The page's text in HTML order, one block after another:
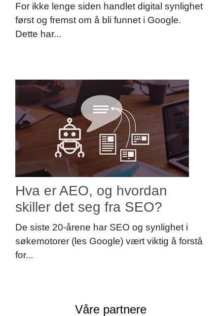
For ikke lenge siden handlet digital synlighet
først og fremst om å bli funnet i Google.
Dette har...
Hva er AEO, og hvordan
skiller det seg fra SEO?
De siste 20-årene har SEO og synlighet i
søkemotorer (les Google) vært viktig å forstå
for...
Våre partnere